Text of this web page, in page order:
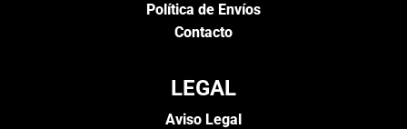
Política de Envíos
Contacto
LEGAL
Aviso Legal